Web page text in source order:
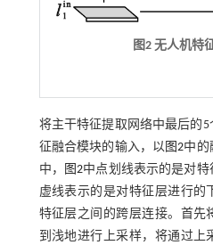
图2 无人机特
将主干特征提取网络中最后的
征融合模块的输入，以 图2中的
中，
图2中点划线表示的是对
虚线表示的是对特征层进行的
特征层之间的跨层连接。首先
到浅地进行上采样，将通过上